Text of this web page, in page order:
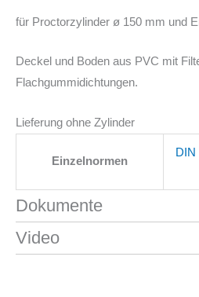
für Proctorzylinder ø 150 mm und
Deckel und Boden aus PVC mit
Flachgummidichtungen.
Lieferung ohne Zylinder
Einzelnormen
DIN
Dokumente
Video